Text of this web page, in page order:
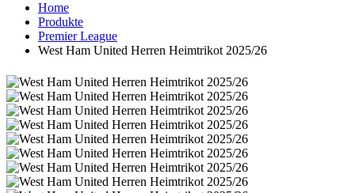
Home
Produkte
Premier League
West Ham United Herren Heimtrikot 2025/26